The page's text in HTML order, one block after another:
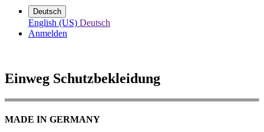
Deutsch
English (US) Deutsch
Anmelden
Einweg Schutzbekleidung
MADE IN GERMANY